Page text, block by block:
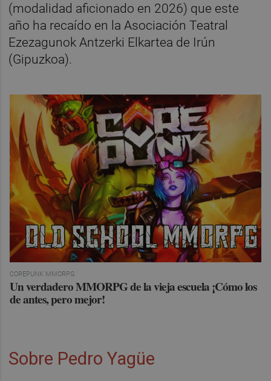
(modalidad aficionado en 2026) que este
año ha recaído en la Asociación Teatral
Ezezagunok Antzerki Elkartea de Irún
(Gipuzkoa).
COREPUNK MMORPG
Un verdadero MMORPG de la vieja escuela ¡Cómo los
de antes, pero mejor!
Sobre Pedro Yagüe